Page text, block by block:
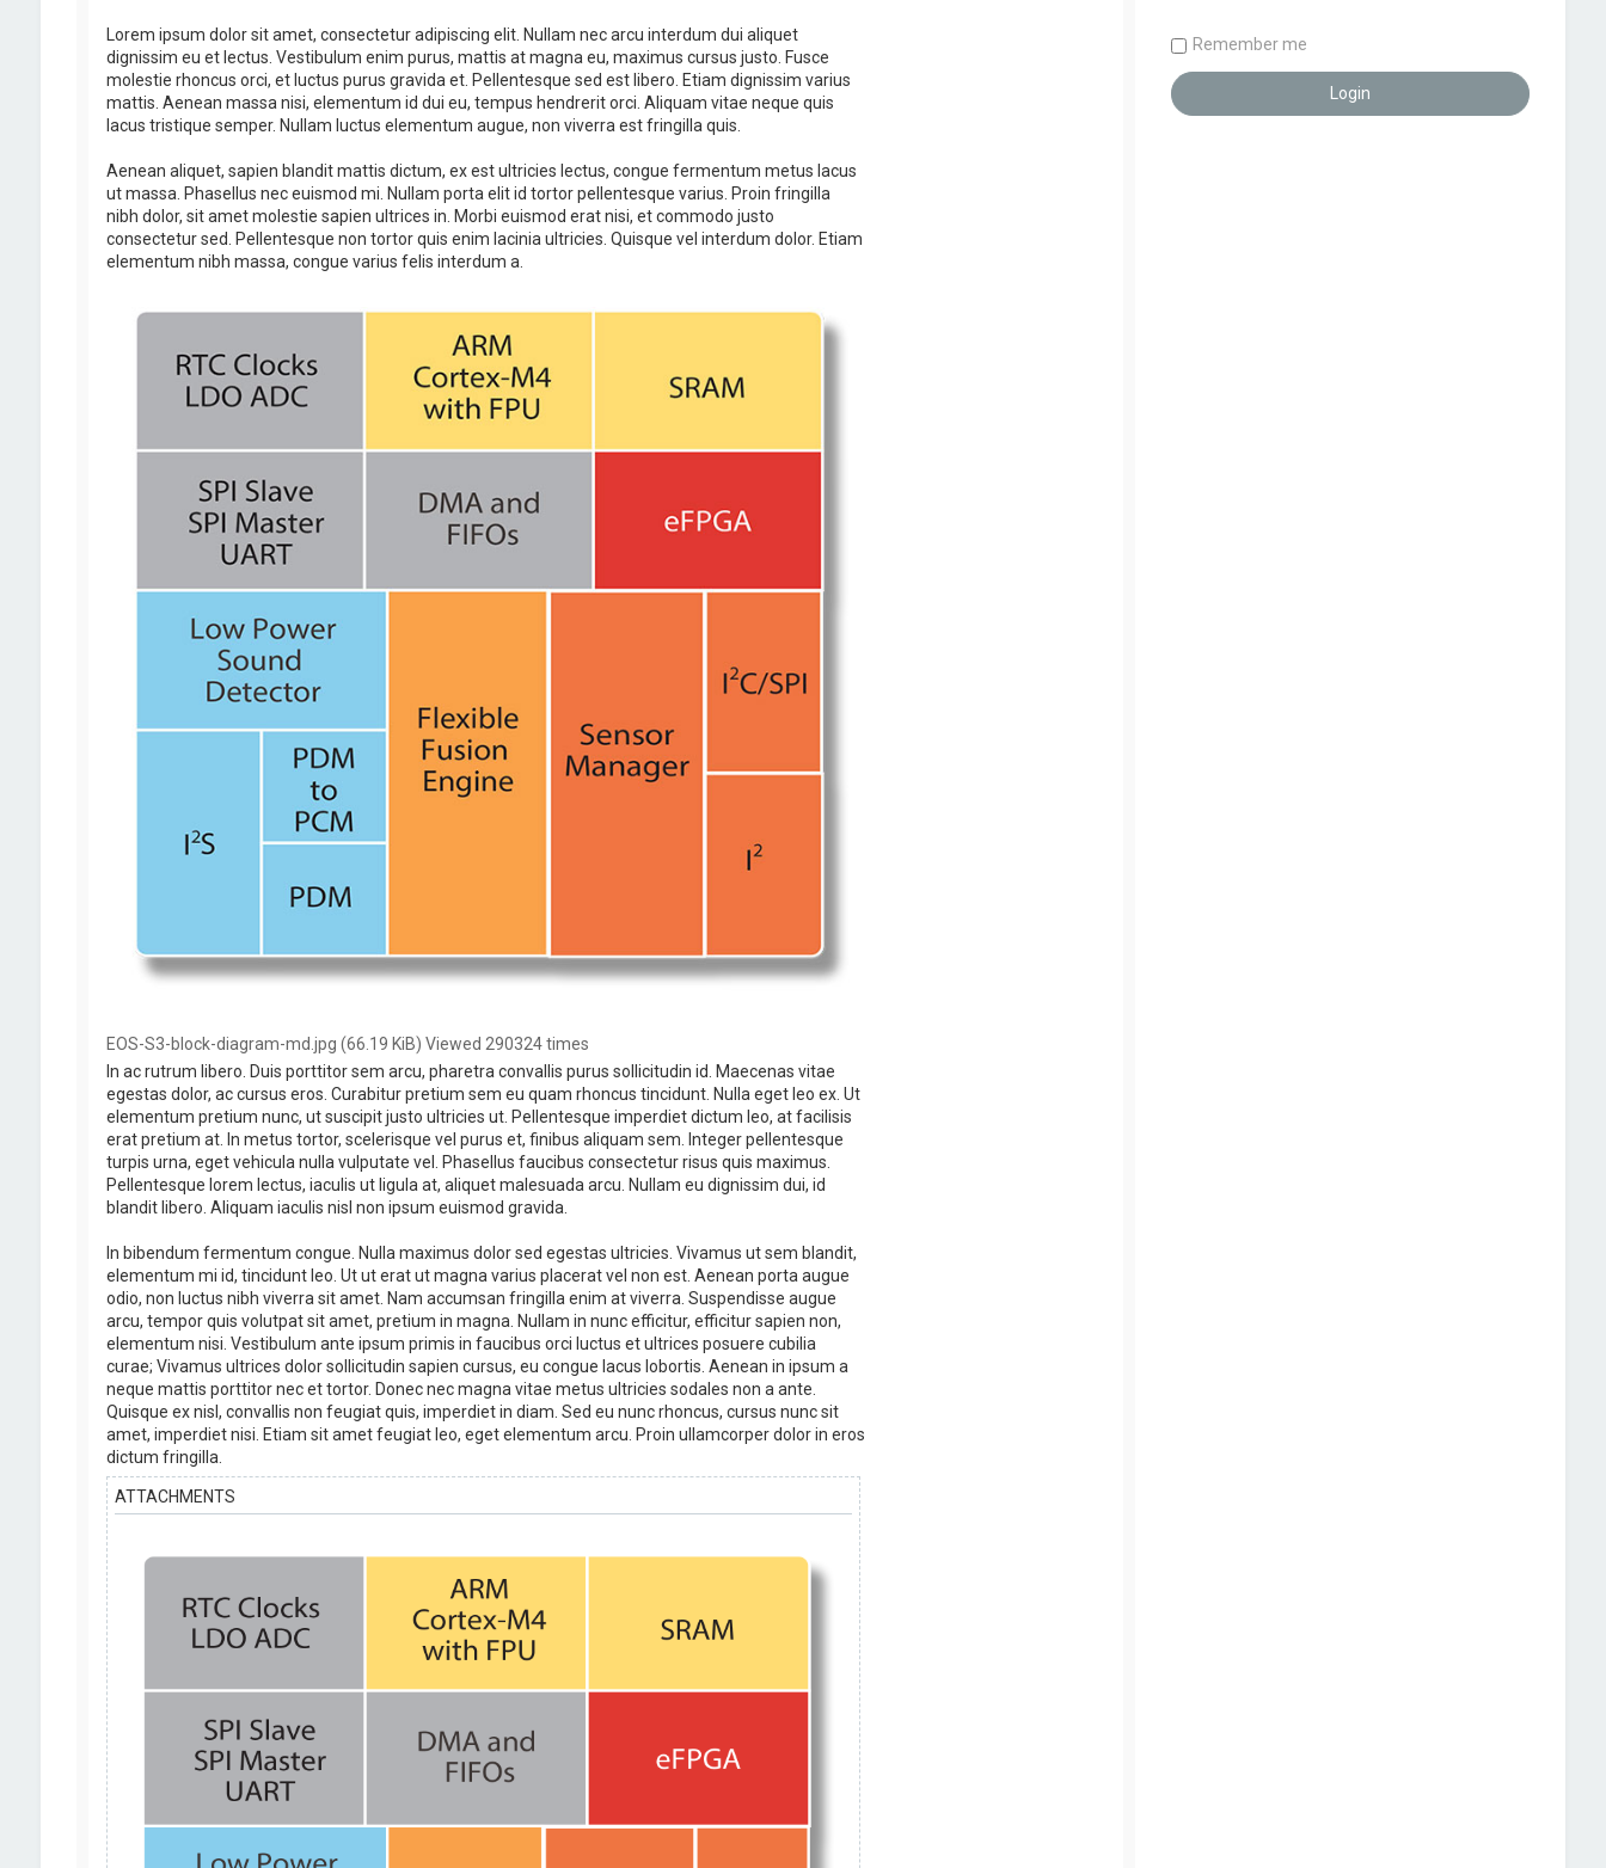
Lorem ipsum dolor sit amet, consectetur adipiscing elit. Nullam nec arcu interdum dui aliquet
dignissim eu et lectus. Vestibulum enim purus, mattis at magna eu, maximus cursus justo. Fusce
molestie rhoncus orci, et luctus purus gravida et. Pellentesque sed est libero. Etiam dignissim varius
mattis. Aenean massa nisi, elementum id dui eu, tempus hendrerit orci. Aliquam vitae neque quis
lacus tristique semper. Nullam luctus elementum augue, non viverra est fringilla quis.
Aenean aliquet, sapien blandit mattis dictum, ex est ultricies lectus, congue fermentum metus lacus
ut massa. Phasellus nec euismod mi. Nullam porta elit id tortor pellentesque varius. Proin fringilla
nibh dolor, sit amet molestie sapien ultrices in. Morbi euismod erat nisi, et commodo justo
consectetur sed. Pellentesque non tortor quis enim lacinia ultricies. Quisque vel interdum dolor. Etiam
elementum nibh massa, congue varius felis interdum a.
EOS-S3-block-diagram-md.jpg (66.19 KiB) Viewed 290324 times
In ac rutrum libero. Duis porttitor sem arcu, pharetra convallis purus sollicitudin id. Maecenas vitae
egestas dolor, ac cursus eros. Curabitur pretium sem eu quam rhoncus tincidunt. Nulla eget leo ex. Ut
elementum pretium nunc, ut suscipit justo ultricies ut. Pellentesque imperdiet dictum leo, at facilisis
erat pretium at. In metus tortor, scelerisque vel purus et, finibus aliquam sem. Integer pellentesque
turpis urna, eget vehicula nulla vulputate vel. Phasellus faucibus consectetur risus quis maximus.
Pellentesque lorem lectus, iaculis ut ligula at, aliquet malesuada arcu. Nullam eu dignissim dui, id
blandit libero. Aliquam iaculis nisl non ipsum euismod gravida.
In bibendum fermentum congue. Nulla maximus dolor sed egestas ultricies. Vivamus ut sem blandit,
elementum mi id, tincidunt leo. Ut ut erat ut magna varius placerat vel non est. Aenean porta augue
odio, non luctus nibh viverra sit amet. Nam accumsan fringilla enim at viverra. Suspendisse augue
arcu, tempor quis volutpat sit amet, pretium in magna. Nullam in nunc efficitur, efficitur sapien non,
elementum nisi. Vestibulum ante ipsum primis in faucibus orci luctus et ultrices posuere cubilia
curae; Vivamus ultrices dolor sollicitudin sapien cursus, eu congue lacus lobortis. Aenean in ipsum a
neque mattis porttitor nec et tortor. Donec nec magna vitae metus ultricies sodales non a ante.
Quisque ex nisl, convallis non feugiat quis, imperdiet in diam. Sed eu nunc rhoncus, cursus nunc sit
amet, imperdiet nisi. Etiam sit amet feugiat leo, eget elementum arcu. Proin ullamcorper dolor in eros
dictum fringilla.
ATTACHMENTS
Remember me